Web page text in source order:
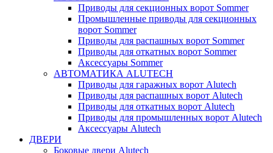
Приводы для секционных ворот Sommer
Промышленные приводы для секционных
ворот Sommer
Приводы для распашных ворот Sommer
Приводы для откатных ворот Sommer
Аксессуары Sommer
АВТОМАТИКА ALUTECH
Приводы для гаражных ворот Alutech
Приводы для распашных ворот Alutech
Приводы для откатных ворот Alutech
Приводы для промышленных ворот Alutech
Аксессуары Alutech
ДВЕРИ
Боковые двери Alutech